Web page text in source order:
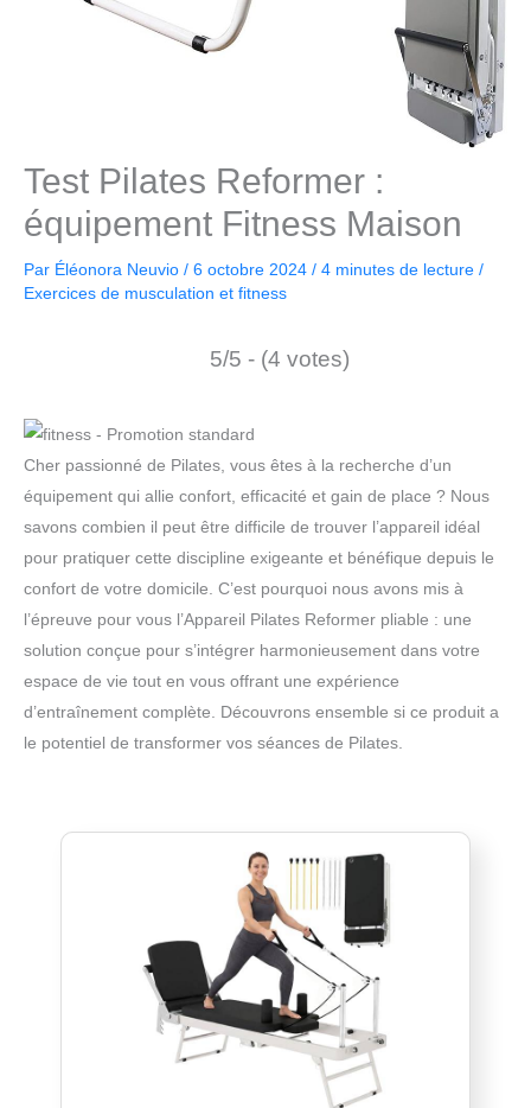
Test Pilates Reformer :
équipement Fitness Maison
Par Éléonora Neuvio / 6 octobre 2024 / 4 minutes de lecture /
Exercices de musculation et fitness
5/5 - (4 votes)
Cher passionné de Pilates, vous êtes à la recherche d’un
équipement qui allie confort, efficacité et gain de place ? Nous
savons combien il peut être difficile de trouver l’appareil idéal
pour pratiquer cette discipline exigeante et bénéfique depuis le
confort de votre domicile. C’est pourquoi nous avons mis à
l’épreuve pour vous l’Appareil Pilates Reformer pliable : une
solution conçue pour s’intégrer harmonieusement dans votre
espace de vie tout en vous offrant une expérience
d’entraînement complète. Découvrons ensemble si ce produit a
le potentiel de transformer vos séances de Pilates.